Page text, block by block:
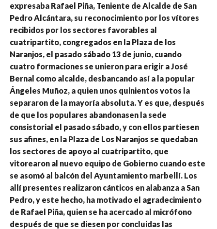
expresaba Rafael Piña, Teniente de Alcalde de San
Pedro Alcántara, su reconocimiento por los vítores
recibidos por los sectores favorables al
cuatripartito, congregados en la Plaza de los
Naranjos, el pasado sábado 13 de junio, cuando
cuatro formaciones se unieron para erigir a José
Bernal como alcalde, desbancando así a la popular
Ángeles Muñoz, a quien unos quinientos votos la
separaron de la mayoría absoluta. Y es que, después
de que los populares abandonasen la sede
consistorial el pasado sábado, y con ellos partiesen
sus afines, en la Plaza de Los Naranjos se quedaban
los sectores de apoyo al cuatripartito, que
vitorearon al nuevo equipo de Gobierno cuando este
se asomó al balcón del Ayuntamiento marbellí. Los
allí presentes realizaron cánticos en alabanza a San
Pedro, y este hecho, ha motivado el agradecimiento
de Rafael Piña, quien se ha acercado al micrófono
después de que se diesen por concluidas las